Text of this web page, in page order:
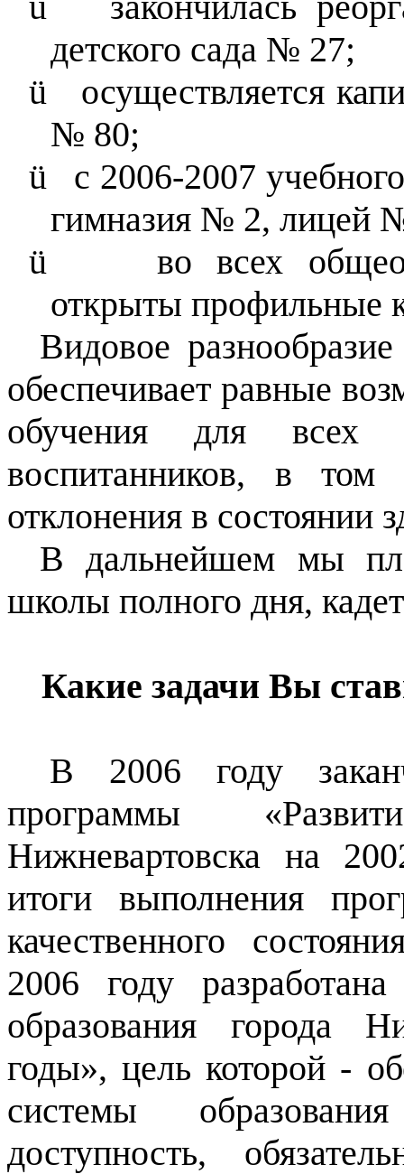
детского сада № 27;
ü
осуществляется
№ 80;
ü
с 2006-2007
гимназия № 2, лицей
ü
во всех
открыты профильные
Видовое
обеспечивает равные
обучения для всех
воспитанников, в
отклонения в состоянии
В дальнейшем мы
школы полного дня,
Какие задачи Вы
В 2006 году
программы
Нижневартовска на
итоги выполнения
качественного
2006 году
образования города
годы», цель которой - о
системы
доступность,